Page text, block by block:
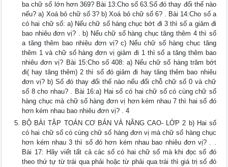
ba chữ số lớn hơn 369? Bài 13:Cho số 63.Số đó thay đổi thế nào
nếu? a) Xoá bỏ chữ số 3? b) Xoá bỏ chữ số 6? . Bài 14:Cho số a
có hai chữ số: a) Nếu chữ số hàng chục bớt đi 3 thì số a giảm đi
bao nhiêu đơn vị? . b) Nếu chữ số hàng chục tăng thêm 4 thì số
a tăng thêm bao nhiêu đơn vị? c) Nếu chữ số hàng chục tăng
thêm 1 và chữ số hàng đơn vị giảm đi 1 thì số a tăng thêm bao
nhiêu đơn vị? Bài 15:Cho số 408: a) Nếu chữ số hàng trăm bớt
đi( hay tăng thêm) 2 thì số đó giảm đi hay tăng thêm bao nhiêu
đơn vị? b) Số đó thay đổi thế nào nếu đổi chỗ chữ số 0 và chữ
số 8 cho nhau? . Bài 16:a) Hai số có hai chữ số có cùng chữ số
hàng chục mà chữ số hàng đơn vị hơn kém nhau 7 thì hai số đó
hơn kém nhau bao nhiêu đơn vị? . 4
BỘ BÀI TẬP TOÁN CƠ BẢN VÀ NÂNG CAO- LỚP 2 b) Hai số
có hai chữ số có cùng chữ số hàng đơn vị mà chữ số hàng chục
hơn kém nhau 3 thì số đó hơn kém nhau bao nhiêu đơn vị? . .
Bài 17: Hãy viết tất cả các số có hai chữ số mà khi đọc số đó
theo thứ tự từ trái qua phải hoặc từ phải qua trái thì giá trị số đó